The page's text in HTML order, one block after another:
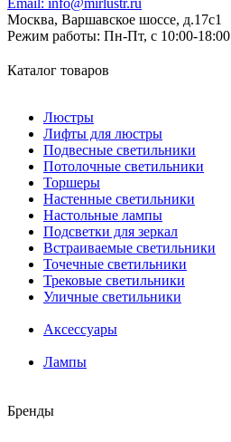
Email: info@mirlustr.ru
Москва, Варшавское шоссе, д.17c1
Режим работы: Пн-Пт, с 10:00-18:00
Каталог товаров
Люстры
Лифты для люстры
Подвесные светильники
Потолочные светильники
Торшеры
Настенные светильники
Настольные лампы
Подсветки для зеркал
Встраиваемые светильники
Точечные светильники
Трековые светильники
Уличные светильники
Аксессуары
Лампы
Бренды